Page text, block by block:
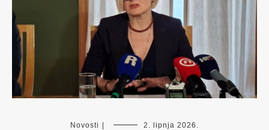
Novosti | 2. lipnja 2026.